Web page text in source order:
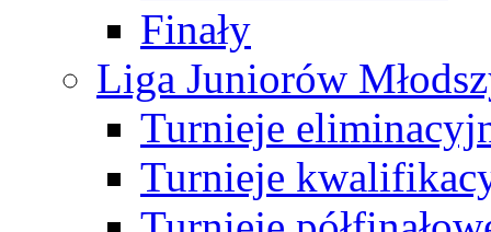
Finały
Liga Juniorów
Turnieje
Turnieje